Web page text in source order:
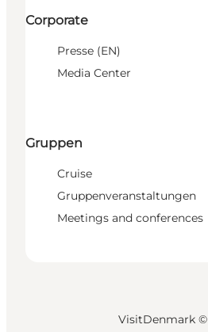
Corporate
Presse (EN)
Media Center
Gruppen
Cruise
Gruppenveranstaltungen
Meetings and conferences
VisitDenmark ©